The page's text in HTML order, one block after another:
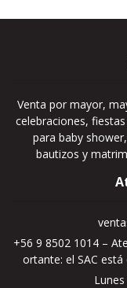
Venta por mayor,
celebraciones,
para baby
bautizos y
+56 9 8502 1014 –
ortante: el SAC